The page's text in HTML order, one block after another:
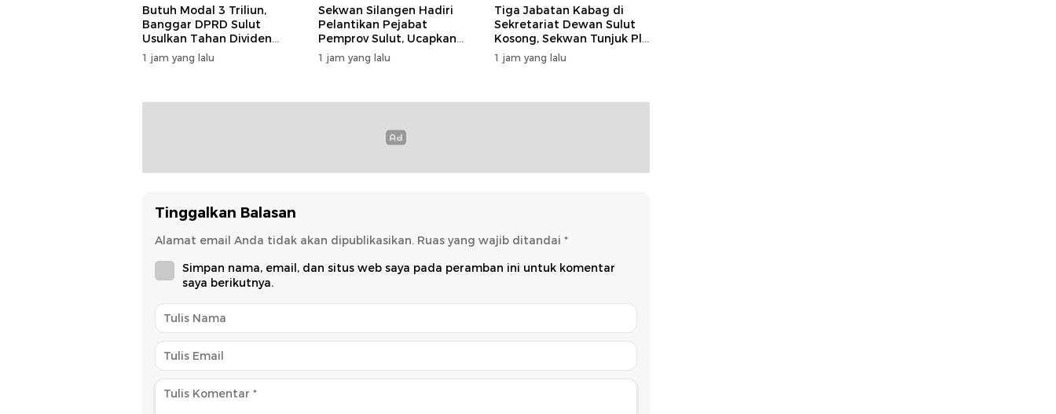
Butuh Modal 3 Triliun,
Banggar DPRD Sulut
Usulkan Tahan Dividen
Rp79 Miliar untuk Perkuat
Modal
1 jam yang lalu
Sekwan Silangen Hadiri
Pelantikan Pejabat
Pemprov Sulut, Ucapkan
Selamat kepada Jahja
Rondonuwu
1 jam yang lalu
Tiga Jabatan Kabag di
Sekretariat Dewan Sulut
Kosong, Sekwan Tunjuk Plh
setelah Konsultasi ke BKD
1 jam yang lalu
Tinggalkan Balasan
Alamat email Anda tidak akan dipublikasikan. Ruas yang wajib ditandai *
Simpan nama, email, dan situs web saya pada peramban ini untuk komentar
saya berikutnya.